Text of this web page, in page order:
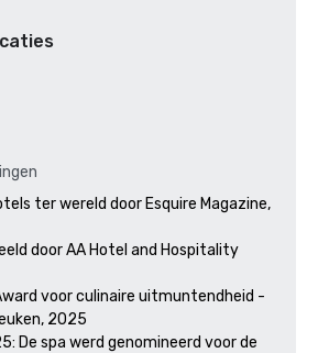
ter wereld door Esquire Magazine,
door AA Hotel and Hospitality
voor culinaire uitmuntendheid -
2025
De spa werd genomineerd voor de